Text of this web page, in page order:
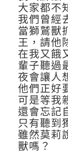
大家都不
我們曾經
當獅鷲獸
王，請他
在我又餓
輩子聽過
夜會讓人
他們正好
可是等我
還會忘記
只有聽到
雖然莫莉
獸嗎？